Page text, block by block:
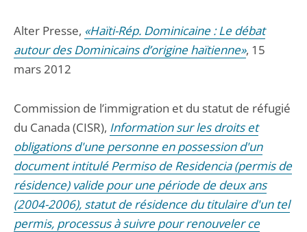
Alter Presse, «Haïti-Rép. Dominicaine : Le débat
autour des Dominicains d’origine haïtienne», 15
mars 2012
Commission de l’immigration et du statut de réfugié
du Canada (CISR), Information sur les droits et
obligations d'une personne en possession d'un
document intitulé Permiso de Residencia (permis de
résidence) valide pour une période de deux ans
(2004-2006), statut de résidence du titulaire d'un tel
permis, processus à suivre pour renouveler ce